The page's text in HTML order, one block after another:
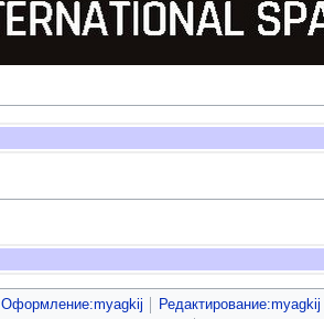
Оформление:myagkij
Редактирование:myagkij